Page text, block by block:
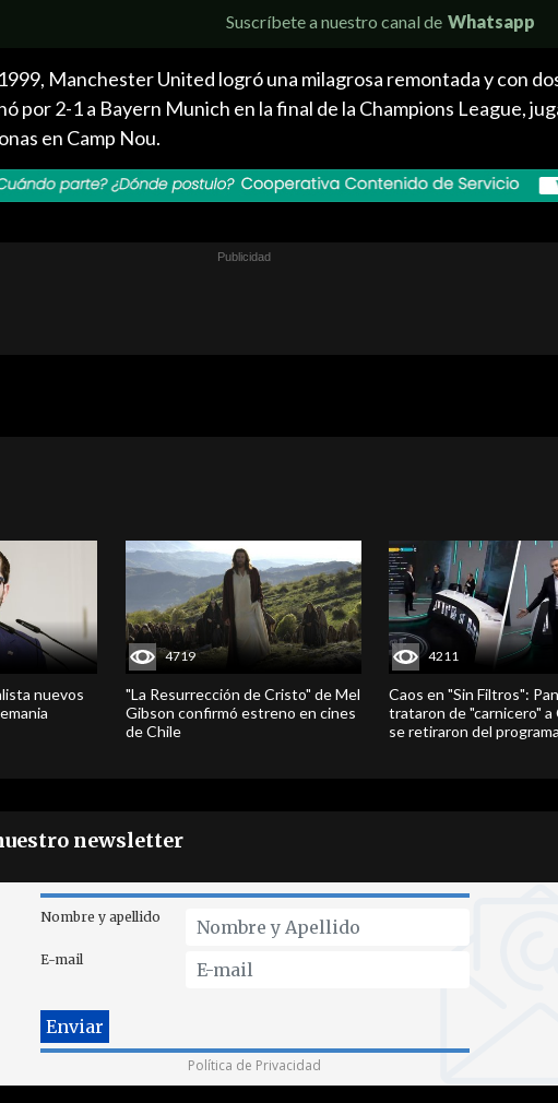
Suscríbete a nuestro canal de Whatsapp
Manchester United logró una milagrosa remontada y con
por 2-1 a Bayern Munich en la final de la Champions League,
en Camp Nou.
nuevos
4719
"La Resurrección de Cristo" de Mel
Gibson confirmó estreno en cines
de Chile
4211
Caos en "Sin Filtros":
trataron de "carnicero" a
se retiraron del programa
newsletter
Nombre y apellido
E-mail
Política de Privacidad